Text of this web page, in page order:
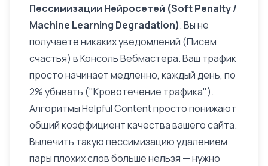
Пессимизации Нейросетей (Soft Penalty /
Machine Learning Degradation). Вы не
получаете никаких уведомлений (Писем
счастья) в Консоль Вебмастера. Ваш трафик
просто начинает медленно, каждый день, по
2% убывать ("Кровотечение трафика").
Алгоритмы HelpfulContentпросто понижают
общий коэффициент качества вашего сайта.
Вылечить такую пессимизацию удалением
пары плохих слов больше нельзя — нужно